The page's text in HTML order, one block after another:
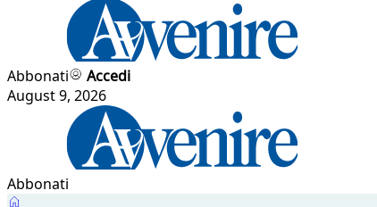
Abbonati
Accedi
August 9, 2026
Abbonati